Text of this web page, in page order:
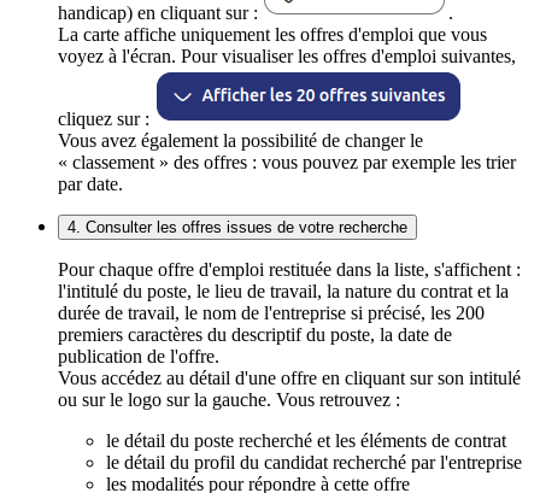
handicap) en cliquant sur :
.
La carte affiche uniquement les offres d'emploi que vous
voyez à l'écran. Pour visualiser les offres d'emploi suivantes,
cliquez sur :
Vous avez également la possibilité de changer le
« classement » des offres : vous pouvez par exemple les trier
par date.
4. Consulter les offres issues de votre recherche
Pour chaque offre d'emploi restituée dans la liste, s'affichent :
l'intitulé du poste, le lieu de travail, la nature du contrat et la
durée de travail, le nom de l'entreprise si précisé, les 200
premiers caractères du descriptif du poste, la date de
publication de l'offre.
Vous accédez au détail d'une offre en cliquant sur son intitulé
ou sur le logo sur la gauche. Vous retrouvez :
le détail du poste recherché et les éléments de contrat
le détail du profil du candidat recherché par l'entreprise
les modalités pour répondre à cette offre